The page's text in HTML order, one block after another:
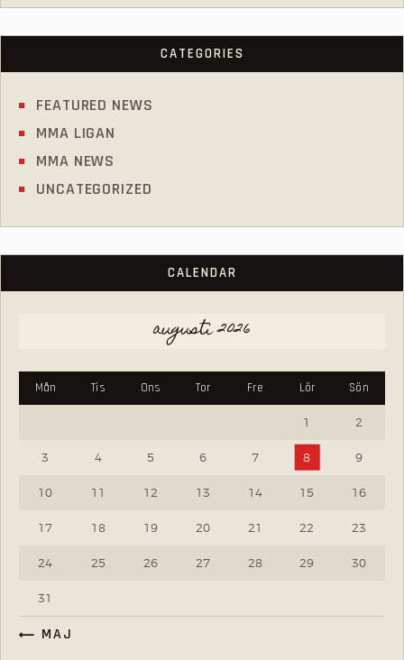
CATEGORIES
FEATURED NEWS
MMA LIGAN
MMA NEWS
UNCATEGORIZED
CALENDAR
augusti 2026
Mån Tis Ons Tor Fre Lör Sön
1 2
3 4 5 6 7 8 9
10 11 12 13 14 15 16
17 18 19 20 21 22 23
24 25 26 27 28 29 30
31
« MAJ